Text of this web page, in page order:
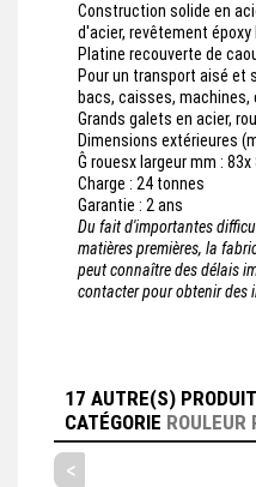
Construction solide en
d'acier, revêtement époxy
Platine recouverte de
Pour un transport aisé et
bacs, caisses, machines,
Grands galets en acier,
Dimensions extérieures
Ĝ rouesx largeur mm : 83x
Charge : 24 tonnes
Garantie : 2 ans
Du fait d'importantes
matières premières, la
peut connaître des délais
contacter pour obtenir des
17 AUTRE(S)
CATÉGORIE ROULEUR
<